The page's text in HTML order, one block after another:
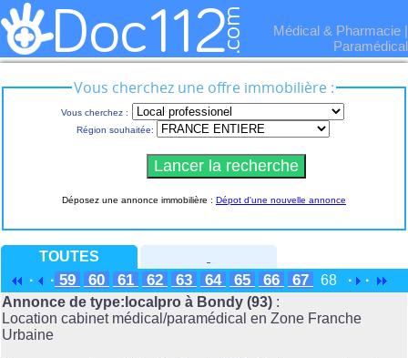
Médical & Pharmacie |
Paramédical
Vous cherchez une offre immobilière :
Vous cherchez :
Région souhaitée:
Déposez une annonce immobilière : Dépot d'une nouvelle annonce
TOUTES
·
· 59 60 61 62 63 64 65 66 67 68 ·
·
Annonce de type:localpro à Bondy (93) :
Location cabinet médical/paramédical en Zone Franche
Urbaine